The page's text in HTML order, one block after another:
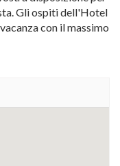
Gli ospiti dell'Hotel
con il massimo